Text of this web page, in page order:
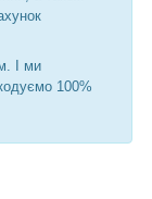
І ми
100%